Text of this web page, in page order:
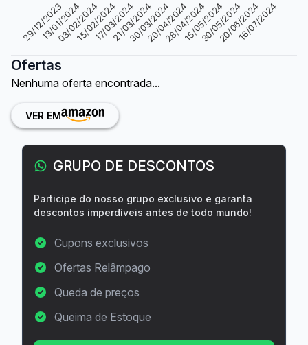
29/12/2023
13/01/2024
03/02/2024
15/02/2024
17/03/2024
21/03/2024
30/03/2024
20/04/2024
28/04/2024
15/05/2024
30/05/2024
20/06/2024
16/07/2024
Ofertas
Nenhuma oferta encontrada...
VER EM
GRUPO DE DESCONTOS
Participe do nosso grupo exclusivo e garanta
descontos imperdíveis antes de todo mundo!
Cupons exclusivos
Ofertas Relâmpago
Queda de preços
Queima de Estoque